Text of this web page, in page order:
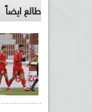
طالع ايضاً